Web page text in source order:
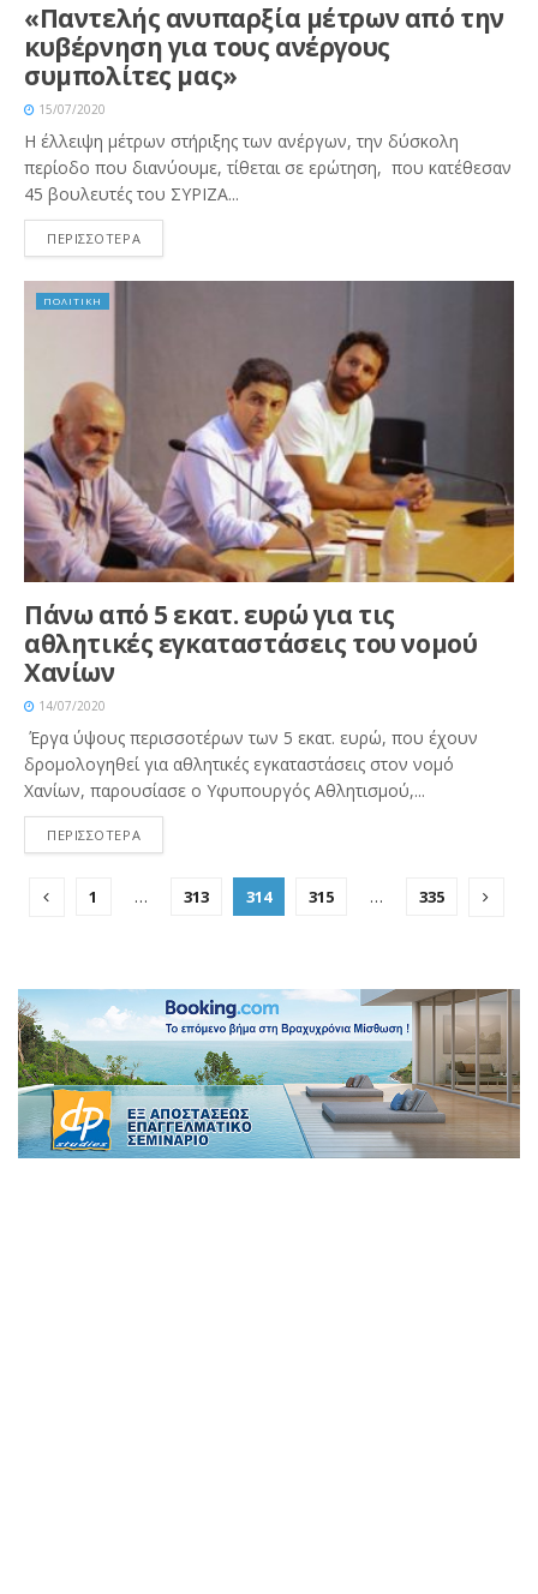
«Παντελής ανυπαρξία μέτρων από την
κυβέρνηση για τους ανέργους
συμπολίτες μας»
15/07/2020
Η έλλειψη μέτρων στήριξης των ανέργων, την δύσκολη
περίοδο που διανύουμε, τίθεται σε ερώτηση, που κατέθεσαν
45 βουλευτές του ΣΥΡΙΖΑ...
ΠΕΡΙΣΣΟΤΕΡΑ
ΠΟΛΙΤΙΚΗ
Πάνω από 5 εκατ. ευρώ για τις
αθλητικές εγκαταστάσεις του νομού
Χανίων
14/07/2020
Έργα ύψους περισσοτέρων των 5 εκατ. ευρώ, που έχουν
δρομολογηθεί για αθλητικές εγκαταστάσεις στον νομό
Χανίων, παρουσίασε ο Υφυπουργός Αθλητισμού,...
ΠΕΡΙΣΣΟΤΕΡΑ
1 … 313 314 315 … 335